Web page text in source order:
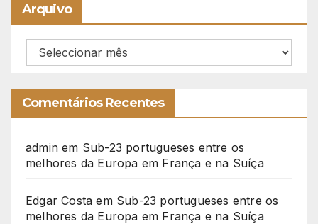
Arquivo
Arquivo
Comentários Recentes
admin em Sub-23 portugueses entre os
melhores da Europa em França e na Suíça
Edgar Costa em Sub-23 portugueses entre os
melhores da Europa em França e na Suíça